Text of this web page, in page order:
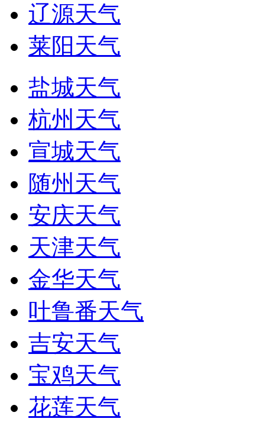
辽源天气
莱阳天气
盐城天气
杭州天气
宣城天气
随州天气
安庆天气
天津天气
金华天气
吐鲁番天气
吉安天气
宝鸡天气
花莲天气